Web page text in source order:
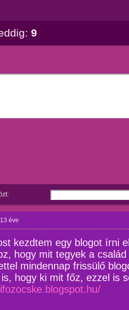
9
13 éve
kezdtem egy blogot írni
hogy mit tegyek a
mindennap frissülő
hogy ki mit főz, ezzel is